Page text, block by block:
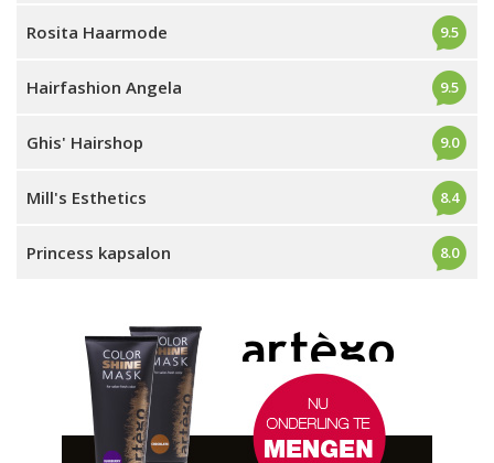
Rosita Haarmode 9.5
Hairfashion Angela 9.5
Ghis' Hairshop 9.0
Mill's Esthetics 8.4
Princess kapsalon 8.0